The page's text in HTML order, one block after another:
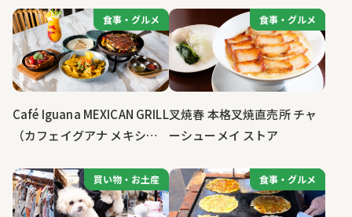
特集記事食事・グルメ
食事・グルメ
Café Iguana MEXICAN GRILL
（カフェイグアナ メキシカ
食事・グルメ
食事・グルメ
叉焼春 本格叉焼直売所 チャ
ーシューメイ ストア
買い物・お土産
買い物・お土産 食事・グルメ
食事・グルメ